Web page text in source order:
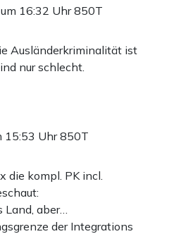
16:32 Uhr850T
Ausländerkriminalität ist
nur schlecht.
15:53 Uhr850T
die kompl. PK incl.
aber…
der Integrations